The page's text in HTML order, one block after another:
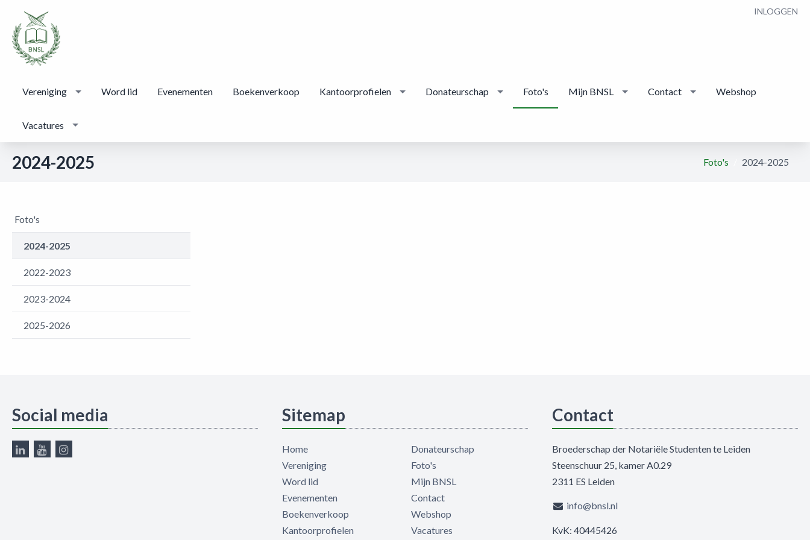
INLOGGEN
Vereniging Word lid Evenementen Boekenverkoop Kantoorprofielen Donateurschap Foto's Mijn BNSL Contact Webshop
Vacatures
Foto's 2024-2025
2024-2025
Foto's
2024-2025
2022-2023
2023-2024
2025-2026
Social media Sitemap
Home
Vereniging
Word lid
Evenementen
Boekenverkoop
Kantoorprofielen
Donateurschap
Foto's
Mijn BNSL
Contact
Webshop
Vacatures
Contact
Broederschap der Notariële Studenten te Leiden
Steenschuur 25, kamer A0.29
2311 ES Leiden
info@bnsl.nl
KvK: 40445426